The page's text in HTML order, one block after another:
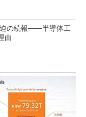
迫の続報――半導体工
由